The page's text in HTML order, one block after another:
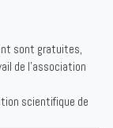
sont gratuites,
de l'association
scientifique de